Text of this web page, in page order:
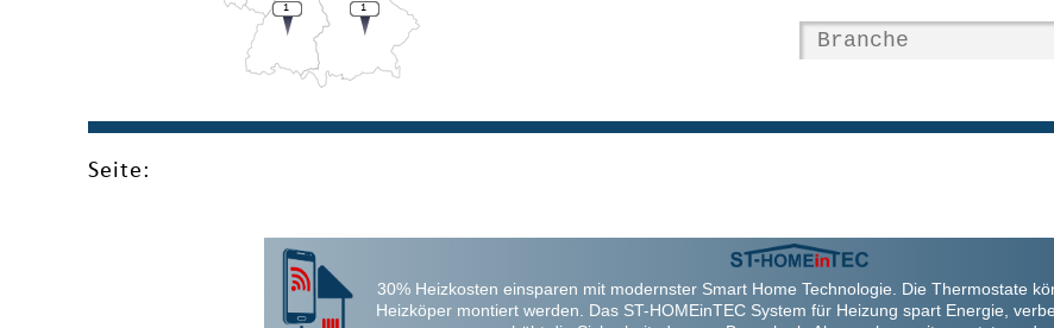
1 1
Seite:
30% Heizkosten einsparen mit modernster Smart Home Technologie. Die Thermostate
Heizköper montiert werden. Das ST-HOMEinTEC System für Heizung spart Energie,